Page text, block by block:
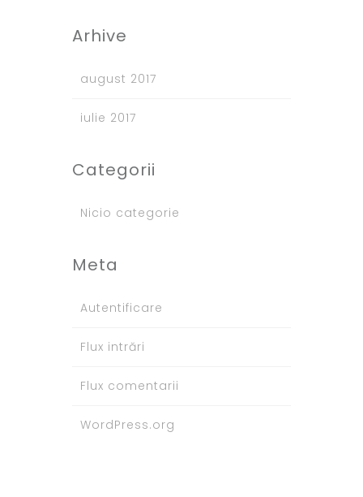
Arhive
august 2017
iulie 2017
Categorii
Nicio categorie
Meta
Autentificare
Flux intrări
Flux comentarii
WordPress.org